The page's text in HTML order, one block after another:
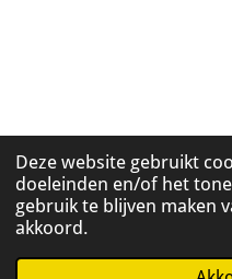
Deze website gebruikt
doeleinden en/of het
gebruik te blijven maken
akkoord.